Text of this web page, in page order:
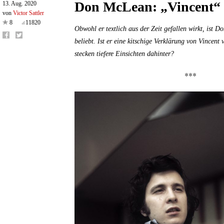
13. Aug. 2020
von Victor Sattler
8
11820
Don McLean: „Vincent“
Obwohl er textlich aus der Zeit gefallen wirkt, ist
beliebt. Ist er eine kitschige Verklärung von Vincent
stecken tiefere Einsichten dahinter?
***